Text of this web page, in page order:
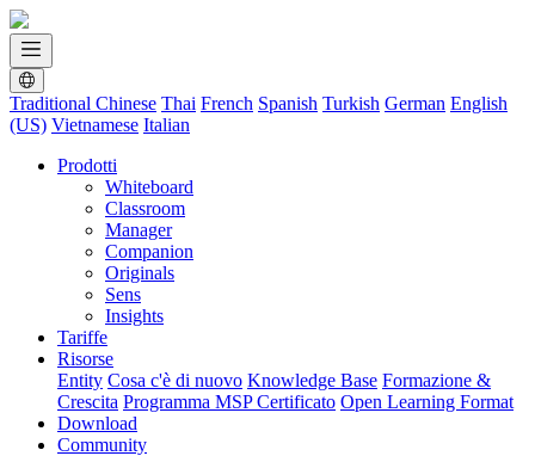
Traditional Chinese Thai French Spanish Turkish German English
(US) Vietnamese Italian
Prodotti
Whiteboard
Classroom
Manager
Companion
Originals
Sens
Insights
Tariffe
Risorse
Entity Cosa c'è di nuovo Knowledge Base Formazione &
Crescita Programma MSP Certificato Open Learning Format
Download
Community